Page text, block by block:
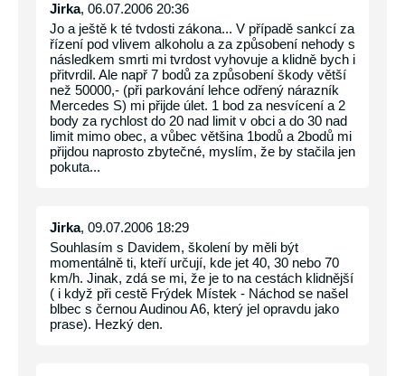
Jirka, 06.07.2006 20:36
Jo a ještě k té tvdosti zákona... V případě sankcí za
řízení pod vlivem alkoholu a za způsobení nehody s
následkem smrti mi tvrdost vyhovuje a klidně bych i
přitvrdil. Ale např 7 bodů za způsobení škody větší
než 50000,- (při parkování lehce odřený nárazník
Mercedes S) mi přijde úlet. 1 bod za nesvícení a 2
body za rychlost do 20 nad limit v obci a do 30 nad
limit mimo obec, a vůbec většina 1bodů a 2bodů mi
přijdou naprosto zbytečné, myslím, že by stačila jen
pokuta...
Jirka, 09.07.2006 18:29
Souhlasím s Davidem, školení by měli být
momentálně ti, kteří určují, kde jet 40, 30 nebo 70
km/h. Jinak, zdá se mi, že je to na cestách klidnější
( i když při cestě Frýdek Místek - Náchod se našel
blbec s černou Audinou A6, který jel opravdu jako
prase). Hezký den.